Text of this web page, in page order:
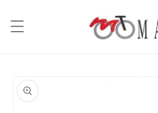
ai contenuti
informazioni
sul prodotto